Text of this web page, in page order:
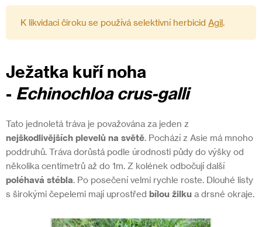
K likvidaci čiroku se používá selektivní herbicid Agil.
Ježatka kuří noha
- Echinochloa crus-galli
Tato jednoletá tráva je považována za jeden z
nejškodlivějších plevelů na světě. Pochází z Asie má mnoho
poddruhů. Tráva dorůstá podle úrodnosti půdy do výšky od
několika centimetrů až do 1m. Z kolének odbočují další
poléhavá stébla. Po posečení velmi rychle roste. Dlouhé listy
s širokými čepelemi mají uprostřed bílou žilku a drsné okraje.